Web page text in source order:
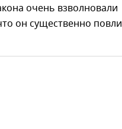
очень взволновали
он существенно